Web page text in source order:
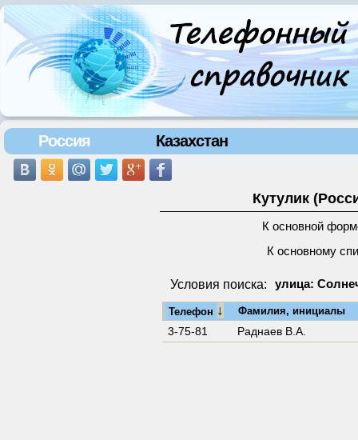
Россия Казахстан
Кутулик
К основной
К основному
Условия поиска: улица:
Телефон ↓ Фамилия, инициалы
3-75-81 Раднаев В.А.